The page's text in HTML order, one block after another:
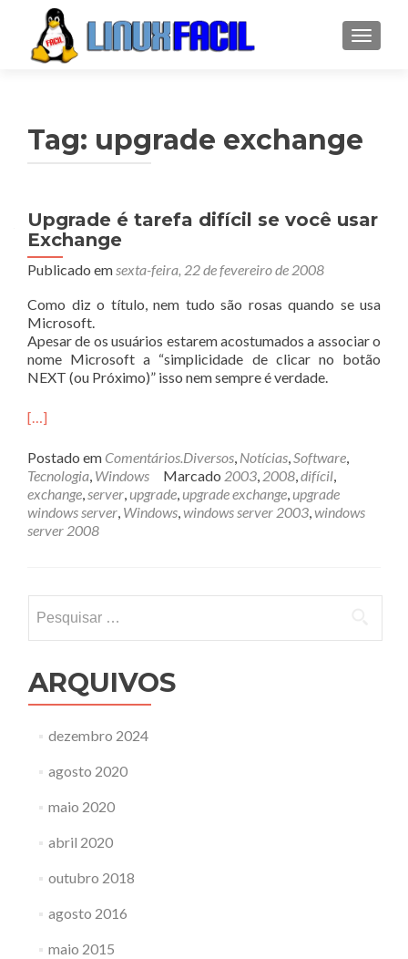
Tag: upgrade exchange
Upgrade é tarefa difícil se você usar
Exchange
Publicado emsexta-feira, 22 de fevereiro de 2008
Como diz o título, nem tudo são rosas quando se usa
Microsoft.
Apesar de os usuários estarem acostumados a associar o
nome Microsoft a “simplicidade de clicar no botão
NEXT (ou Próximo)” isso nem sempre é verdade.
[…]
Postado em Comentários.Diversos, Notícias,Software,
Tecnologia, Windows Marcado 2003, 2008,difícil,
exchange,server,upgrade,upgrade exchange,upgrade
windows server, Windows,windows server 2003,windows
server 2008
por:
ARQUIVOS
dezembro 2024
agosto 2020
maio 2020
abril 2020
outubro 2018
agosto 2016
maio 2015